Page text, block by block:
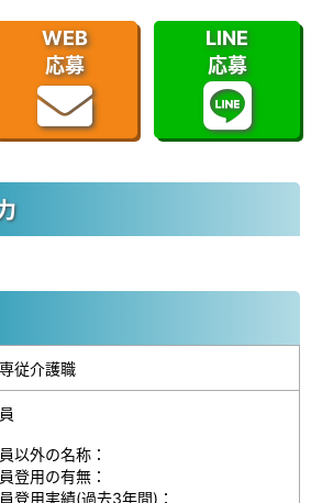
WEB
応募
LINE
応募
従介護職
以外の名称：
登用の有無：
登用実績(過去3年間)：